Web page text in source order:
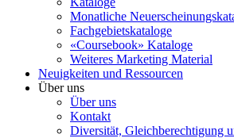
Monatliche
Fachgebietskataloge
«Coursebook» Kataloge
Weiteres Marketing Material
Neuigkeiten und Ressourcen
Über uns
Über uns
Kontakt
Diversität, Gleichberechtigung